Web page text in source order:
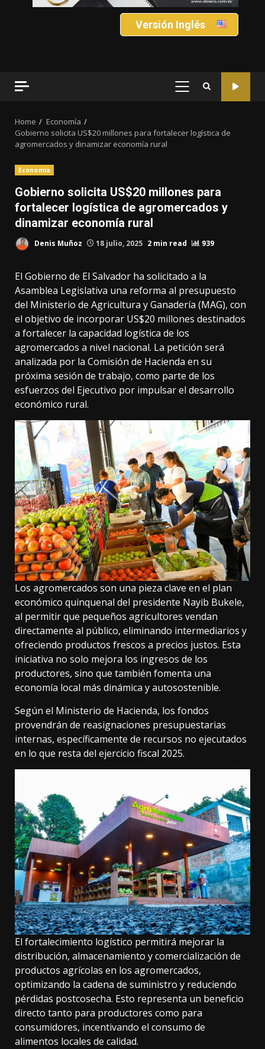
Versión Inglés
PRIMARY
Home
Economía
Gobierno solicita US$20 millones para fortalecer logística de
agromercados y dinamizar economía rural
Economía
Gobierno solicita US$20 millones para
fortalecer logística de agromercados y
dinamizar economía rural
Denis Muñoz 18 julio, 2025 2 min read 939
El Gobierno de El Salvador ha solicitado a la
Asamblea Legislativa una reforma al presupuesto
del Ministerio de Agricultura y Ganadería (MAG), con
el objetivo de incorporar US$20 millones destinados
a fortalecer la capacidad logística de los
agromercados a nivel nacional. La petición será
analizada por la Comisión de Hacienda en su
próxima sesión de trabajo, como parte de los
esfuerzos del Ejecutivo por impulsar el desarrollo
económico rural.
Los agromercados son una pieza clave en el plan
económico quinquenal del presidente Nayib Bukele,
al permitir que pequeños agricultores vendan
directamente al público, eliminando intermediarios y
ofreciendo productos frescos a precios justos. Esta
iniciativa no solo mejora los ingresos de los
productores, sino que también fomenta una
economía local más dinámica y autosostenible.
Según el Ministerio de Hacienda, los fondos
provendrán de reasignaciones presupuestarias
internas, específicamente de recursos no ejecutados
en lo que resta del ejercicio fiscal 2025.
El fortalecimiento logístico permitirá mejorar la
distribución, almacenamiento y comercialización de
productos agrícolas en los agromercados,
optimizando la cadena de suministro y reduciendo
pérdidas postcosecha. Esto representa un beneficio
directo tanto para productores como para
consumidores, incentivando el consumo de
alimentos locales de calidad.